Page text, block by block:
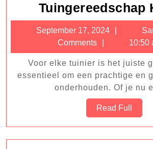
Tuingereedschap
September 17, 2024
17,
2024
Comments
10:50
Voor elke tuinier is het juiste gereedschap
essentieel om een prachtige en
onderhouden. Of je nu
Read Full
Full